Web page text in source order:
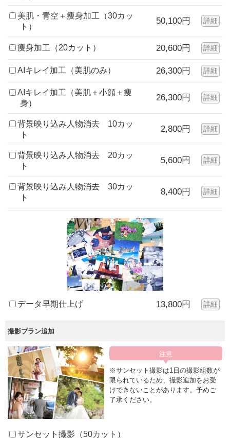
美肌・青空＋痩身加工（30カッ
ト）
50,100円 詳細
痩身加工（20カット） 20,600円 詳細
AIキレイ加工（美肌のみ） 26,300円 詳細
AIキレイ加工（美肌＋小顔＋痩
身）
26,300円 詳細
背景映り込み人物消去 10カッ
ト
2,800円 詳細
背景映り込み人物消去 20カッ
ト
5,600円 詳細
背景映り込み人物消去 30カッ
ト
8,400円 詳細
データ早期仕上げ 13,800円 詳細
撮影プラン追加
※サンセット撮影は1日の撮影組数が
限られているため、撮影追加をお受
けできないことがあります。予めご
了承ください。
サンセット撮影（50カット）